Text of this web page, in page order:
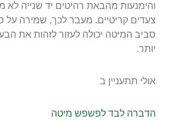
והימנעות מהבאת רהיטים יד שנייה
צעדים קריטיים. מעבר לכך, שמירה על
סביב המיטה יכולה לעזור לזהות את
יותר.
אולי תתעניין ב
הדברה לבד לפשפש מיטה